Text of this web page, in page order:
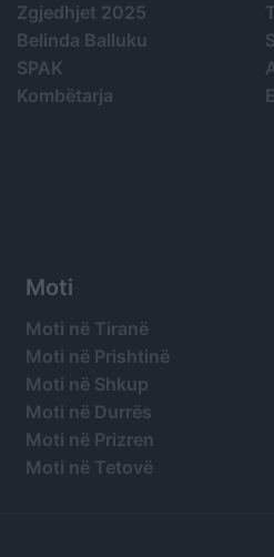
Zgjedhjet 2025
Belinda Balluku
SPAK
Kombëtarja
Moti
Moti në Tiranë
Moti në Prishtinë
Moti në Shkup
Moti në Durrës
Moti në Prizren
Moti në Tetovë